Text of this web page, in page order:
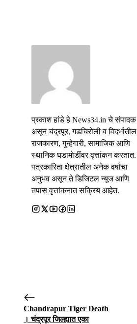
प्रकाश हांडे हे News34.in चे संपादक
असून चंद्रपूर, गडचिरोली व विदर्भातील
राजकारण, गुन्हेगारी, सामाजिक आणि
स्थानिक घडामोडींवर वृत्तांकन करतात.
पत्रकारिता क्षेत्रातील अनेक वर्षांचा
अनुभव असून ते डिजिटल न्यूज आणि
तपास वृत्तांकनात सक्रिय आहेत.
Chandrapur Tiger Death
। चंद्रपूर जिल्ह्यात एका